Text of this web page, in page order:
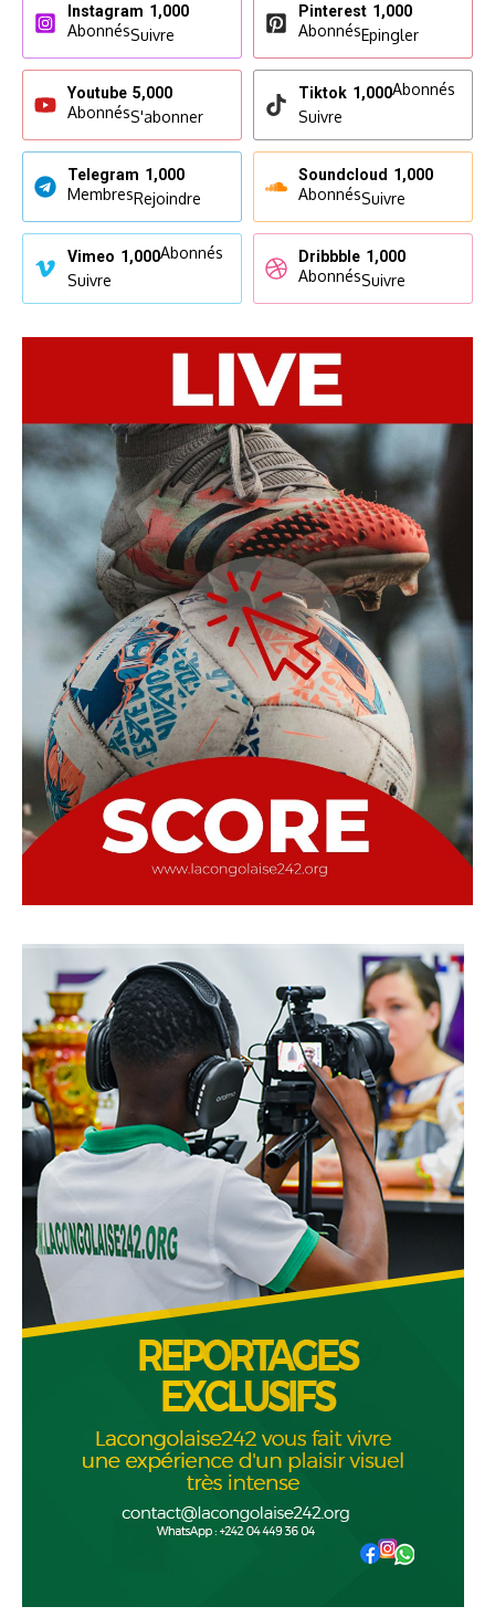
Instagram 1,000
AbonnésSuivre
Pinterest 1,000
AbonnésEpingler
Youtube 5,000
AbonnésS'abonner
Tiktok 1,000Abonnés
Suivre
Telegram 1,000
MembresRejoindre
Soundcloud 1,000
AbonnésSuivre
Vimeo 1,000Abonnés
Suivre
Dribbble 1,000
AbonnésSuivre